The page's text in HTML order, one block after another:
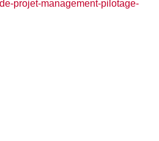
projet-management-pilotage-